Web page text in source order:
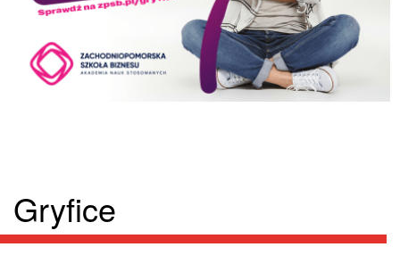
Gryfice